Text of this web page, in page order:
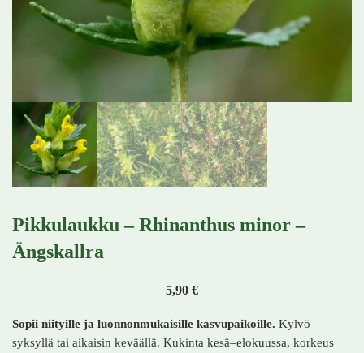
Pikkulaukku – Rhinanthus minor –
Ängskallra
5,90 €
Sopii niityille ja luonnonmukaisille kasvupaikoille. Kylvö
syksyllä tai aikaisin keväällä. Kukinta kesä–elokuussa, korkeus